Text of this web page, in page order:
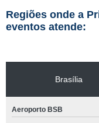
Regiões onde a
eventos atende:
Brasília
Aeroporto BSB